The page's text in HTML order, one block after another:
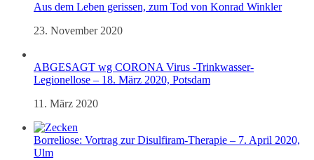
Aus dem Leben gerissen, zum Tod von Konrad Winkler
23. November 2020
ABGESAGT wg CORONA Virus -Trinkwasser-
Legionellose – 18. März 2020, Potsdam
11. März 2020
Borreliose: Vortrag zur Disulfiram-Therapie – 7. April 2020,
Ulm